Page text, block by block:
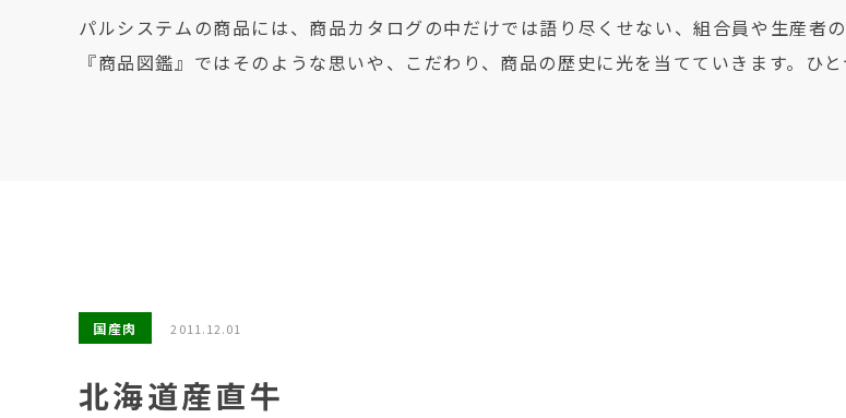
パルシステムの商品には、商品カタログの中だけでは語り尽くせない、組合員や生産者
『商品図鑑』ではそのような思いや、こだわり、商品の歴史に光を当てていきます。ひ
国産肉 2011.12.01
北海道産直牛